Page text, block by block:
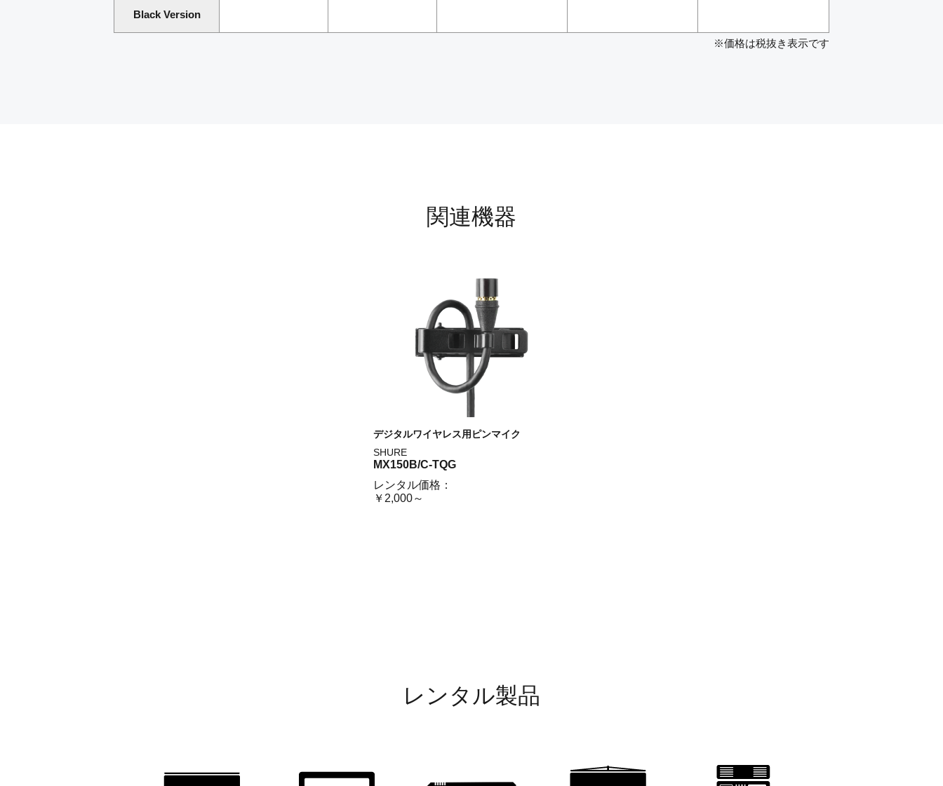
Black Version
※価格は税抜き表示です
関連機器
デジタルワイヤレス用ピンマイク
SHURE
MX150B/C-TQG
レンタル価格：
￥2,000～
レンタル製品